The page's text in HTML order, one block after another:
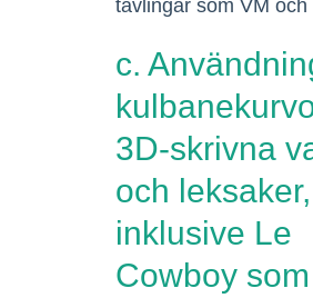
tävlingar som VM och
c.
3D-skrivna
och leksaker,
inklusive Le
Cowboy som